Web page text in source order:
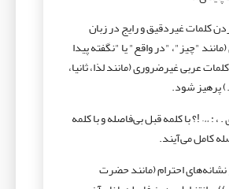
کلمات غیردقیق و رایج در زبان
"چیز"، "در واقع" یا "نگفته پیدا
عربی غیرضروری (مانند لذا، ثانیا،
پرهیز شود.
، : … !؟ با کلمه قبل بی‌فاصله و با کلمه
کامل می‌آیند.
احترام (مانند حضرت